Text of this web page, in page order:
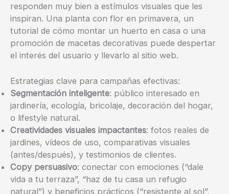
responden muy bien a estímulos visuales que les
inspiran. Una planta con flor en primavera, un
tutorial de cómo montar un huerto en casa o una
promoción de macetas decorativas puede despertar
el interés del usuario y llevarlo al sitio web.
Estrategias clave para campañas efectivas:
Segmentación inteligente: público interesado en
jardinería, ecología, bricolaje, decoración del hogar,
o lifestyle natural.
Creatividades visuales impactantes: fotos reales de
jardines, vídeos de uso, comparativas visuales
(antes/después), y testimonios de clientes.
Copy persuasivo: conectar con emociones (“dale
vida a tu terraza”, “haz de tu casa un refugio
natural”) y beneficios prácticos (“resistente al sol”,